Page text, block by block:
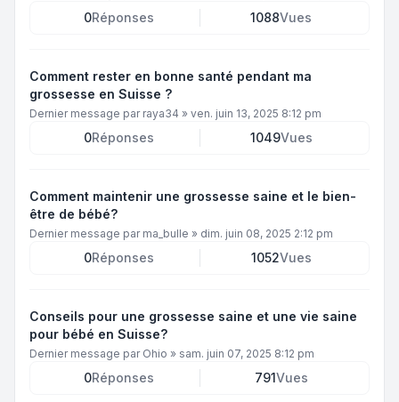
0Réponses 1088Vues
Comment rester en bonne santé pendant ma
grossesse en Suisse ?
Dernier message par raya34 » ven. juin 13, 2025 8:12 pm
0Réponses 1049Vues
Comment maintenir une grossesse saine et le bien-
être de bébé?
Dernier message par ma_bulle » dim. juin 08, 2025 2:12 pm
0Réponses 1052Vues
Conseils pour une grossesse saine et une vie saine
pour bébé en Suisse?
Dernier message par Ohio » sam. juin 07, 2025 8:12 pm
0Réponses 791Vues